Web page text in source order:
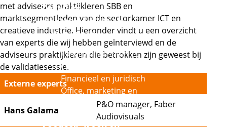
Zakelijke
dienstverlening en
veiligheid
Externe link
Zakelijke diensten
Externe link
Orde en veiligheid
Financieel en juridisch
Office, marketing en
met adviseurs praktijkleren SBB en
marktsegmentleden van de sectorkamer ICT en
creatieve industrie. Hieronder vindt u een overzicht
van experts die wij hebben geïnterviewd en de
adviseurs praktijkleren die betrokken zijn geweest bij
de validatiesessie.
Externe experts
Hans Galama
P&O manager, Faber
Audiovisuals